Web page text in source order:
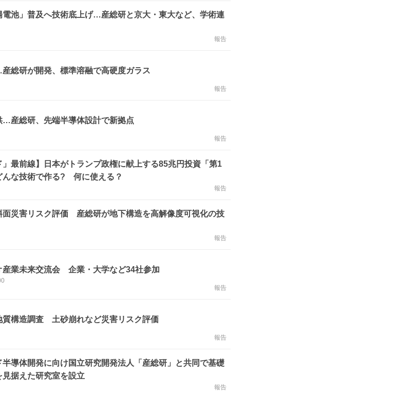
電池」普及へ技術底上げ…産総研と京大・東大など、学術連
報告
総研が開発、標準溶融で高硬度ガラス
報告
…産総研、先端半導体設計で新拠点
報告
」最前線】日本がトランプ政権に献上する85兆円投資「第1
な技術で作る? 何に使える？
報告
面災害リスク評価 産総研が地下構造を高解像度可視化の技
報告
産業未来交流会 企業・大学など34社参加
報告
質構造調査 土砂崩れなど災害リスク評価
報告
導体開発に向け国立研究開発法人「産総研」と共同で基礎
据えた研究室を設立
報告